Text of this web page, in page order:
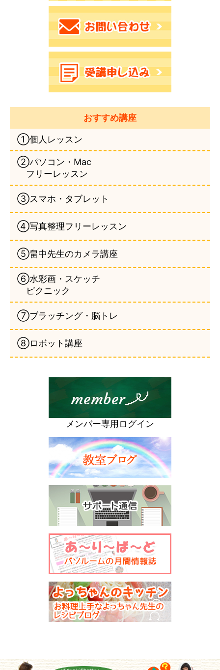
おすすめ講座
①個人レッスン
②パソコン・Mac
フリーレッスン
③スマホ・タブレット
④写真整理フリーレッスン
⑤畠中先生のカメラ講座
⑥水彩画・スケッチ
ピクニック
⑦ブラッチング・脳トレ
⑧ロボット講座
メンバー専用ログイン